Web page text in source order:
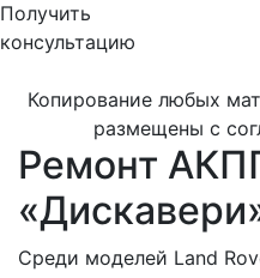
Получить
консультацию
Копирование любых
размещены с
Ремонт
Среди моделей Land